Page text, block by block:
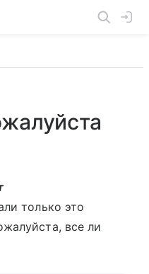
только это
все ли